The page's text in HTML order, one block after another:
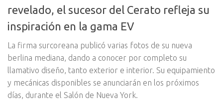
revelado, el sucesor del Cerato refleja su
inspiración en la gama EV
La firma surcoreana publicó varias fotos de su nueva
berlina mediana, dando a conocer por completo su
llamativo diseño, tanto exterior e interior. Su equipamiento
y mecánicas disponibles se anunciarán en los próximos
días, durante el Salón de Nueva York.